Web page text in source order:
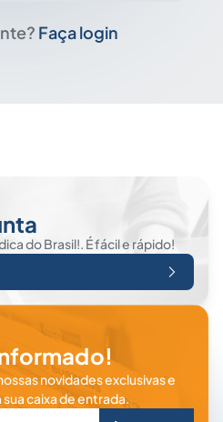
Faça login
do Brasil!. É fácil e rápido!
novidades exclusivas e
caixa de entrada.